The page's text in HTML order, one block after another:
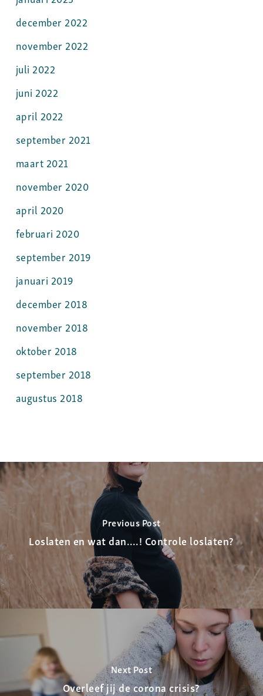
december 2022
november 2022
juli 2022
juni 2022
april 2022
september 2021
maart 2021
november 2020
april 2020
februari 2020
september 2019
januari 2019
december 2018
november 2018
oktober 2018
september 2018
augustus 2018
Previous Post
Loslaten en wat dan….! Controle loslaten?
Next Post
Overleef jij de corona crisis?